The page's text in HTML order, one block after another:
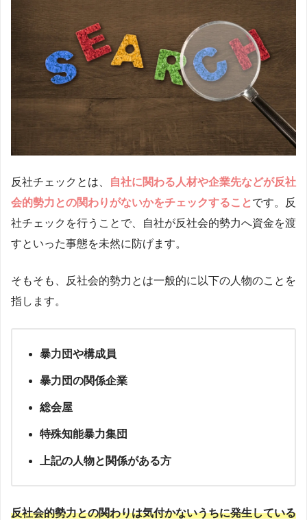
反社チェックとは、
自社に関わる人材や企業先などが反社
会的勢力との関わりがないかをチェックすること です。反
社チェックを行うことで、自社が反社会的勢力へ資金を渡
すといった事態を未然に防げます。
そもそも、反社会的勢力とは一般的に以下の人物のことを
指します。
暴力団や構成員
暴力団の関係企業
総会屋
特殊知能暴力集団
上記の人物と関係がある方
反社会的勢力との関わりは気付かないうちに発生している